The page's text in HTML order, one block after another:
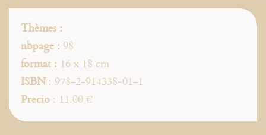
Thèmes :
nbpage : 98
format : 16 x 18 cm
ISBN: 978-2-914338-01-1
Precio : 11.00 €